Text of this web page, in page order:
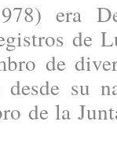
era
de
de
su
de la